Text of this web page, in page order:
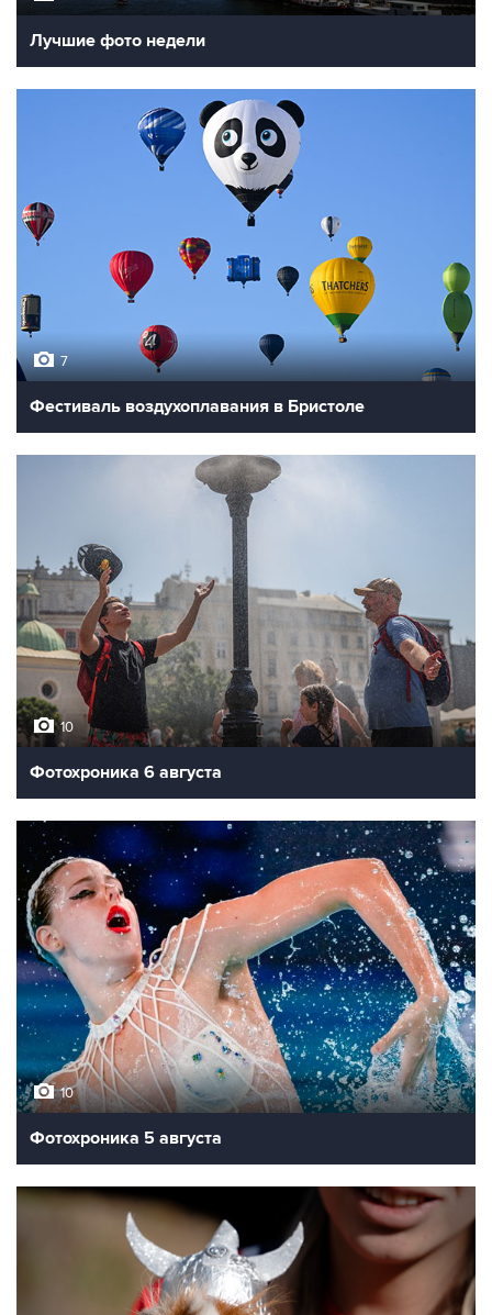
Лучшие фото недели
7
Фестиваль воздухоплавания в Бристоле
10
Фотохроника 6 августа
10
Фотохроника 5 августа